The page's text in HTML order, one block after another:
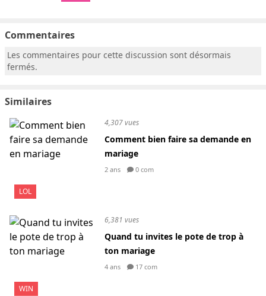
Commentaires
Les commentaires pour cette discussion sont désormais
fermés.
Similaires
LOL
4,307 vues
Comment bien faire sa demande en
mariage
2 ans 0 com
WIN
6,381 vues
Quand tu invites le pote de trop à
ton mariage
4 ans 17 com